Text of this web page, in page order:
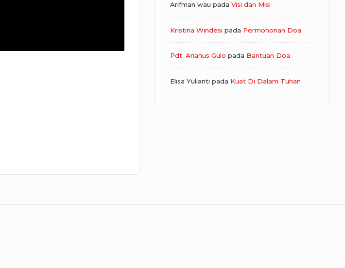
Arifman wau pada Visi dan Misi
Kristina Windesi pada Permohonan Doa
Pdt. Arianus Gulo pada Bantuan Doa
Elisa Yulianti pada Kuat Di Dalam Tuhan